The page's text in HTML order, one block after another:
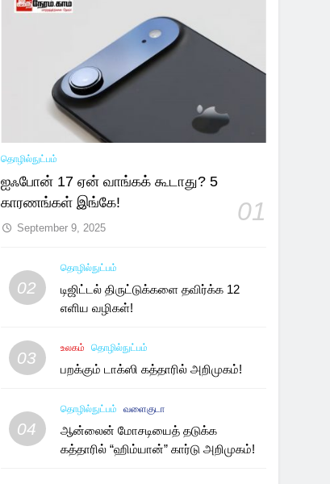
தொழில்நுட்பம்
ஐஃபோன் 17 ஏன் வாங்கக் கூடாது? 5
காரணங்கள் இங்கே!
01
September 9, 2025
02
தொழில்நுட்பம்
டிஜிட்டல் திருட்டுக்களை தவிர்க்க 12
எளிய வழிகள்!
03
உலகம் தொழில்நுட்பம்
பறக்கும் டாக்ஸி கத்தாரில் அறிமுகம்!
04
தொழில்நுட்பம் வளைகுடா
ஆன்லைன் மோசடியைத் தடுக்க
கத்தாரில் “ஹிம்யான்” கார்டு அறிமுகம்!